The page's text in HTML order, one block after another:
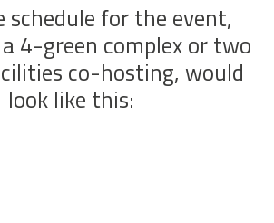
schedule for the event,
4-green complex or two
co-hosting, would
look like this: